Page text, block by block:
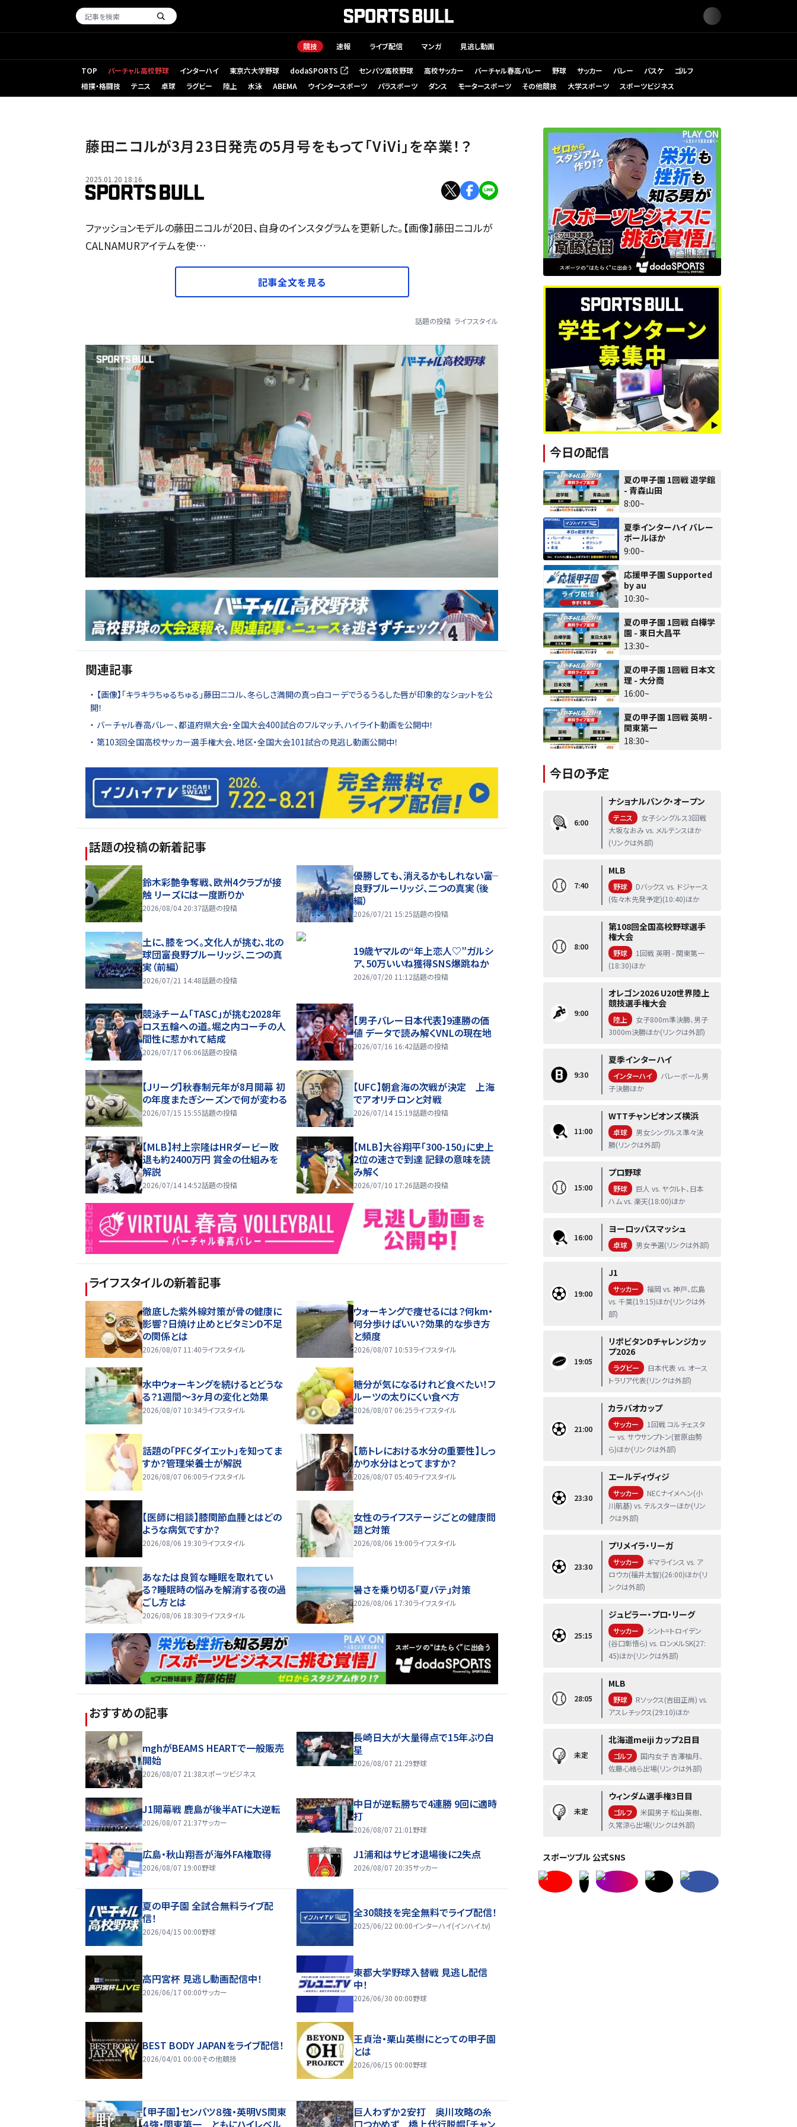
競技 速報 ライブ配信 マンガ 見逃し動画
TOP バーチャル高校野球 インターハイ 東京六大学野球 dodaSPORTS
（新しいタブで開く） センバツ高校野球 高校サッカー バーチャル春高バレー 野球 サッカー バレー バスケ
ゴルフ
相撲・格闘技
テニス 卓球 ラグビー 陸上 水泳 ABEMA ウインタースポーツ パラスポーツ ダンス モータースポーツ その他競技 大学スポーツ スポーツビジネス
藤田ニコルが3月23日発売の5月号をもって「ViVi」を卒業！？
2025.01.20 18:16
ファッションモデルの藤田ニコルが20日、自身のインスタグラムを更新した。【画像】藤田ニコルが
CALNAMURアイテムを使…
記事全文を見る
話題の投稿 ライフスタイル
関連記事
【画像】「キラキラちゅるちゅる」藤田ニコル、冬らしさ満開の真っ白コーデでうるうるした唇が印象的なショットを公
開！
バーチャル春高バレー、都道府県大会・全国大会400試合のフルマッチ、ハイライト動画を公開中！
第103回全国高校サッカー選手権大会、地区・全国大会101試合の見逃し動画公開中！
話題の投稿の新着記事
鈴木彩艶争奪戦、欧州4クラブが接
触 リーズには一度断りか
2026/08/04 20:37話題の投稿
優勝しても、消えるかもしれない――富
良野ブルーリッジ、二つの真実（後
編）
2026/07/21 15:25話題の投稿
土に、膝をつく。文化人が挑む、北の
球団――富良野ブルーリッジ、二つの真
実（前編）
2026/07/21 14:48話題の投稿
19歳ヤマルの“年上恋人♡”ガルシ
ア、50万いいね獲得SNS爆跳ねか
2026/07/20 11:12話題の投稿
競泳チーム「TASC」が挑む2028年
ロス五輪への道。堀之内コーチの人
間性に惹かれて結成
2026/07/17 06:06話題の投稿
【男子バレー日本代表】9連勝の価
値 データで読み解くVNLの現在地
2026/07/16 16:42話題の投稿
【Jリーグ】秋春制元年が8月開幕 初
の年度またぎシーズンで何が変わる
2026/07/15 15:55話題の投稿
【UFC】朝倉海の次戦が決定 上海
でアオリチロンと対戦
2026/07/14 15:19話題の投稿
【MLB】村上宗隆はHRダービー敗
退も約2400万円 賞金の仕組みを
解説
2026/07/14 14:52話題の投稿
【MLB】大谷翔平「300-150」に史上
2位の速さで到達 記録の意味を読
み解く
2026/07/10 17:26話題の投稿
ライフスタイルの新着記事
徹底した紫外線対策が骨の健康に
影響？日焼け止めとビタミンD不足
の関係とは
2026/08/07 11:40ライフスタイル
ウォーキングで痩せるには？何km・
何分歩けばいい？効果的な歩き方
と頻度
2026/08/07 10:53ライフスタイル
水中ウォーキングを続けるとどうな
る？1週間～3ヶ月の変化と効果
2026/08/07 10:34ライフスタイル
糖分が気になるけれど食べたい！フ
ルーツの太りにくい食べ方
2026/08/07 06:25ライフスタイル
話題の「PFCダイエット」を知ってま
すか？管理栄養士が解説
2026/08/07 06:00ライフスタイル
【筋トレにおける水分の重要性】しっ
かり水分はとってますか？
2026/08/07 05:40ライフスタイル
【医師に相談】膝関節血腫とはどの
ような病気ですか？
2026/08/06 19:30ライフスタイル
女性のライフステージごとの健康問
題と対策
2026/08/06 19:00ライフスタイル
あなたは良質な睡眠を取れてい
る？睡眠時の悩みを解消する夜の過
ごし方とは
2026/08/06 18:30ライフスタイル
暑さを乗り切る「夏バテ」対策
2026/08/06 17:30ライフスタイル
おすすめの記事
mghがBEAMS HEARTで一般販売
開始
2026/08/07 21:38スポーツビジネス
長崎日大が大量得点で15年ぶり白
星
2026/08/07 21:29野球
J1開幕戦 鹿島が後半ATに大逆転
2026/08/07 21:37サッカー
中日が逆転勝ちで4連勝 9回に適時
打
2026/08/07 21:01 野球
広島・秋山翔吾が海外FA権取得
2026/08/07 19:00野球
J1浦和はサビオ退場後に2失点
2026/08/07 20:35サッカー
夏の甲子園 全試合無料ライブ配
信！
2026/04/15 00:00野球
全30競技を完全無料でライブ配信！
2025/06/22 00:00インターハイ(インハイ.tv)
高円宮杯 見逃し動画配信中！
2026/06/17 00:00サッカー
東都大学野球入替戦 見逃し配信
中！
2026/06/30 00:00野球
BEST BODY JAPANをライブ配信！
2026/04/01 00:00その他競技
王貞治・栗山英樹にとっての甲子園
とは
2026/06/15 00:00野球
【甲子園】センバツ８強・英明VS関東
４強・関東第一 ともにハイレベル
巨人わずか２安打 奥川攻略の糸
口つかめず 橋上代行脱帽「チャン
今日の配信
夏の甲子園 1回戦 遊学館
- 青森山田
8:00~
夏季インターハイ バレー
ボールほか
9:00~
応援甲子園 Supported
by au
10:30~
夏の甲子園 1回戦 白樺学
園 - 東日大昌平
13:30~
夏の甲子園 1回戦 日本文
理 - 大分商
16:00~
夏の甲子園 1回戦 英明 -
関東第一
18:30~
今日の予定
6:00
ナショナルバンク・オープン
テニス
女子シングルス3回戦
大坂なおみ vs. メルテンスほか
(リンクは外部)
7:40
MLB
野球
Dバックス vs. ドジャース
(佐々木先発予定)(10:40)ほか
8:00
第108回全国高校野球選手
権大会
野球
1回戦 英明 - 関東第一
(18:30)ほか
9:00
オレゴン2026 U20世界陸上
競技選手権大会
陸上
女子800m準決勝、男子
3000m決勝ほか(リンクは外部)
9:30
夏季インターハイ
インターハイ
バレーボール男
子決勝ほか
11:00
WTTチャンピオンズ横浜
卓球
男女シングルス準々決
勝(リンクは外部)
15:00
プロ野球
野球
巨人 vs. ヤクルト、日本
ハム vs. 楽天(18:00)ほか
16:00
ヨーロッパスマッシュ
卓球 男女予選(リンクは外部)
19:00
J1
サッカー
福岡 vs. 神戸、広島
vs. 千葉(19:15)ほか(リンクは外
部)
19:05
リポビタンDチャレンジカッ
プ2026
ラグビー
日本代表 vs. オース
トラリア代表(リンクは外部)
21:00
カラバオカップ
サッカー
1回戦 コルチェスタ
ー vs. サウサンプトン(菅原由勢
ら)ほか(リンクは外部)
23:30
エールディヴィジ
サッカー
NECナイメヘン(小
川航基) vs. テルスターほか(リン
クは外部)
23:30
プリメイラ・リーガ
サッカー
ギマラインス vs. ア
ロウカ(福井太智)(26:00)ほか(リ
ンクは外部)
25:15
ジュピラー・プロ・リーグ
サッカー
シント=トロイデン
(谷口彰悟ら) vs. ロンメルSK(27:
45)ほか(リンクは外部)
28:05
MLB
野球
Rソックス(吉田正尚) vs.
アスレチックス(29:10)ほか
未定
北海道meiji カップ2日目
ゴルフ
国内女子 吉澤柚月、
佐藤心結ら出場(リンクは外部)
未定
ウィンダム選手権3日目
ゴルフ
米国男子 松山英樹、
久常涼ら出場(リンクは外部)
スポーツブル 公式SNS